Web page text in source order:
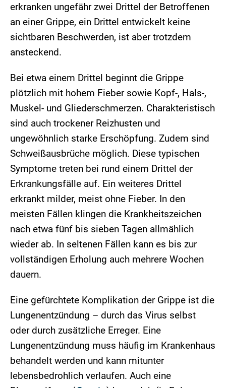
erkranken ungefähr zwei Drittel der Betroffenen
an einer Grippe, ein Drittel entwickelt keine
sichtbaren Beschwerden, ist aber trotzdem
ansteckend.
Bei etwa einem Drittel beginnt die Grippe
plötzlich mit hohem Fieber sowie Kopf-, Hals-,
Muskel- und Gliederschmerzen. Charakteristisch
sind auch trockener Reizhusten und
ungewöhnlich starke Erschöpfung. Zudem sind
Schweißausbrüche möglich. Diese typischen
Symptome treten bei rund einem Drittel der
Erkrankungsfälle auf. Ein weiteres Drittel
erkrankt milder, meist ohne Fieber. In den
meisten Fällen klingen die Krankheitszeichen
nach etwa fünf bis sieben Tagen allmählich
wieder ab. In seltenen Fällen kann es bis zur
vollständigen Erholung auch mehrere Wochen
dauern.
Eine gefürchtete Komplikation der Grippe ist die
Lungenentzündung – durch das Virus selbst
oder durch zusätzliche Erreger. Eine
Lungenentzündung muss häufig im Krankenhaus
behandelt werden und kann mitunter
lebensbedrohlich verlaufen. Auch eine